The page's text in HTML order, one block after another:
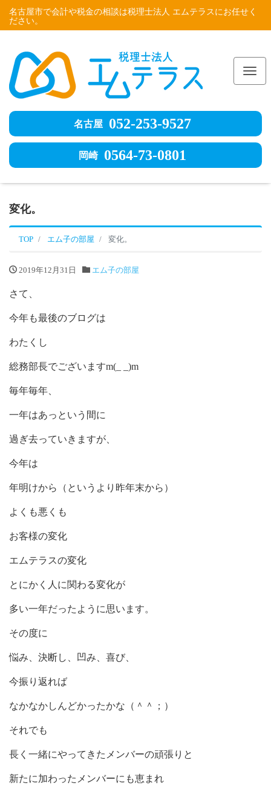
名古屋市で会計や税金の相談は税理士法人 エムテラスにお任せく
ださい。
名古屋 052-253-9527
岡崎 0564-73-0801
変化。
TOP エム子の部屋 変化。
2019年12月31日 エム子の部屋
さて、
今年も最後のブログは
わたくし
総務部長でございますm(_ _)m
毎年毎年、
一年はあっという間に
過ぎ去っていきますが、
今年は
年明けから（というより昨年末から）
よくも悪くも
お客様の変化
エムテラスの変化
とにかく人に関わる変化が
多い一年だったように思います。
その度に
悩み、決断し、凹み、喜び、
今振り返れば
なかなかしんどかったかな（＾＾；）
それでも
長く一緒にやってきたメンバーの頑張りと
新たに加わったメンバーにも恵まれ